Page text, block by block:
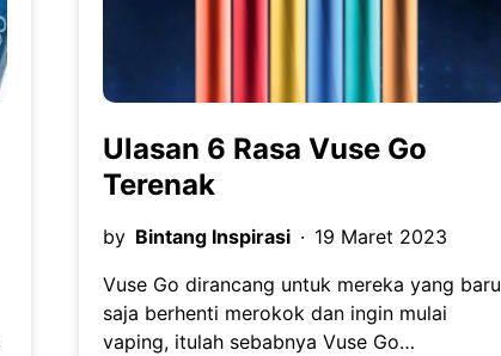
Ulasan 6 Rasa Vuse Go
Terenak
by Bintang Inspirasi
19 Maret 2023
Vuse Go dirancang untuk mereka yang baru
saja berhenti merokok dan ingin mulai
vaping, itulah sebabnya Vuse Go…